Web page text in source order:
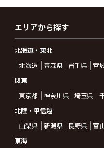
エリアから探す
北海道・東北
北海道
青森県 岩手県 宮
関東
東京都
神奈川県 埼玉県
北陸・甲信越
山梨県
新潟県 長野県 富
東海